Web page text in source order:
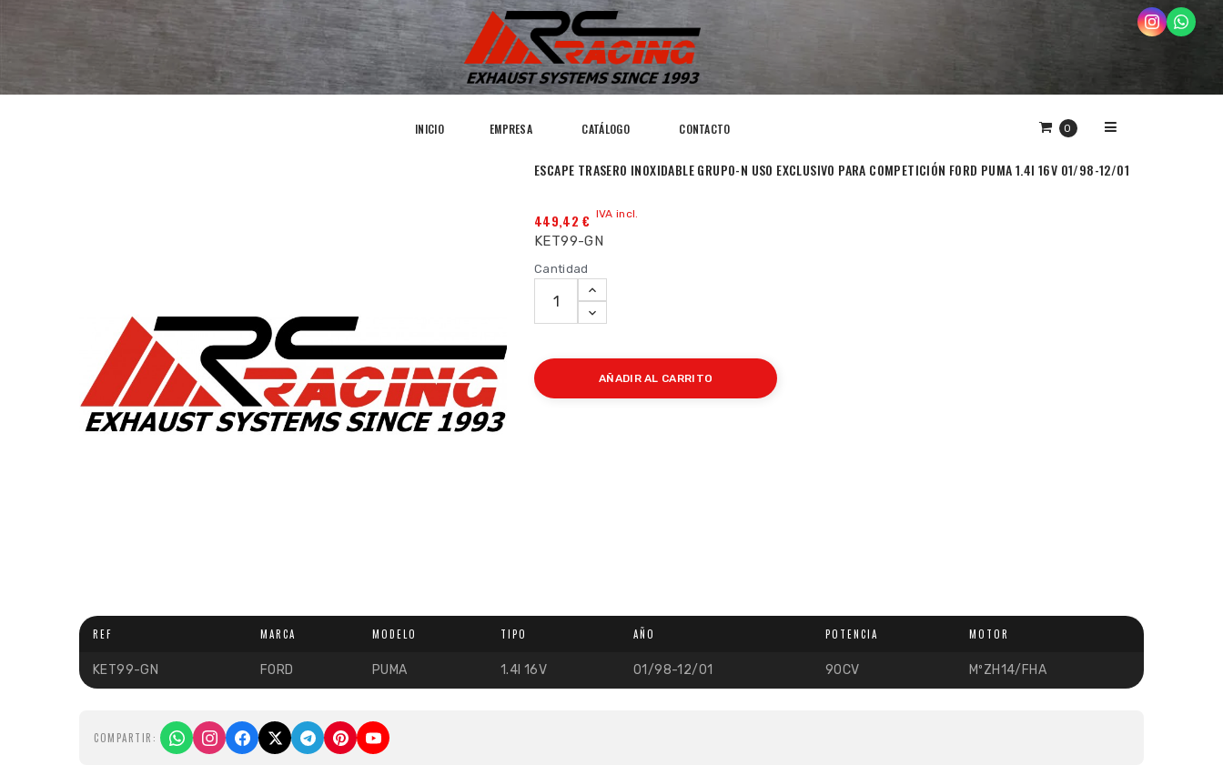
0
INICIO EMPRESA CATÁLOGO CONTACTO
ESCAPE TRASERO INOXIDABLE GRUPO-N USO EXCLUSIVO PARA COMPETICIÓN FORD PUMA 1.4I 16V 01/98-12/01
449,42 € IVA incl.
KET99-GN
Cantidad
AÑADIR AL CARRITO
REF MARCA MODELO TIPO AÑO POTENCIA MOTOR
KET99-GN FORD PUMA 1.4I 16V 01/98-12/01 90CV MºZH14/FHA
COMPARTIR: